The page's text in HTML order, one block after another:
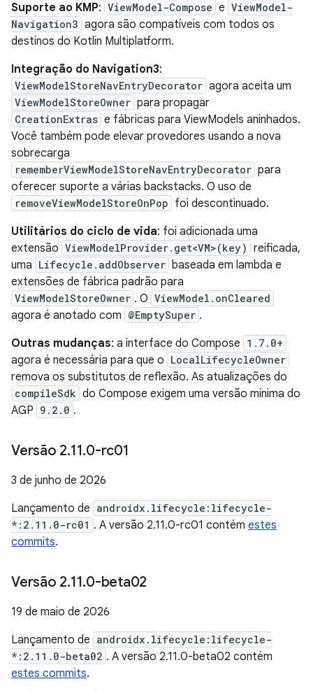
Suporte ao KMP: ViewModel-Compose e ViewModel-
Navigation3 agora são compatíveis com todos os
destinos do Kotlin Multiplatform.
Integração do Navigation3:
ViewModelStoreNavEntryDecorator agora aceita um
ViewModelStoreOwner para propagar
CreationExtras e fábricas para ViewModels aninhados.
Você também pode elevar provedores usando a nova
sobrecarga
rememberViewModelStoreNavEntryDecorator para
oferecer suporte a várias backstacks. O uso de
removeViewModelStoreOnPop foi descontinuado.
Utilitários do ciclo de vida: foi adicionada uma
extensão ViewModelProvider.get<VM>(key) reificada,
uma Lifecycle.addObserver baseada em lambda e
extensões de fábrica padrão para
ViewModelStoreOwner . O ViewModel.onCleared
agora é anotado com @EmptySuper .
Outras mudanças: a interface do Compose 1.7.0+
agora é necessária para que o LocalLifecycleOwner
remova os substitutos de reflexão. As atualizações do
compileSdk do Compose exigem uma versão mínima do
AGP 9.2.0 .
Versão 2.11.0-rc01
3 de junho de 2026
Lançamento de androidx.lifecycle:lifecycle-
*:2.11.0-rc01 . A versão 2.11.0-rc01 contém estes
commits.
Versão 2.11.0-beta02
19 de maio de 2026
Lançamento de androidx.lifecycle:lifecycle-
*:2.11.0-beta02 . A versão 2.11.0-beta02 contém
estes commits.